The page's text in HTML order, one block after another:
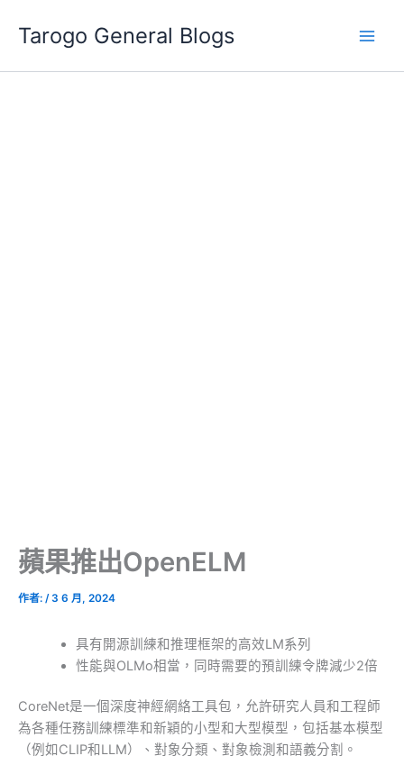
要
Tarogo General Blogs
蘋果推出OpenELM
作者: /3 6 月, 2024
具有開源訓練和推理框架的高效LM系列
性能與OLMo相當，同時需要的預訓練令牌減少2倍
CoreNet是一個深度神經網絡工具包，允許研究人員和工程師
為各種任務訓練標準和新穎的小型和大型模型，包括基本模型
（例如CLIP和LLM）、對象分類、對象檢測和語義分割。